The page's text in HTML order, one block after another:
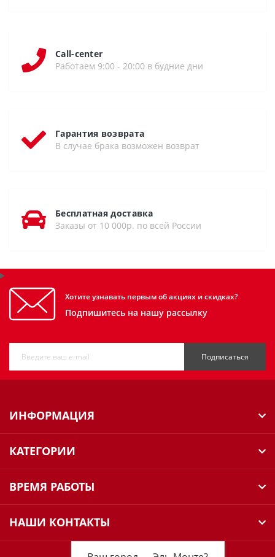
Call-center
Работаем 9:00 - 20:00 в будние дни
Гарантия возврата
В случае брака возможен возврат
Бесплатная доставка
Заказы от 10 000р. по всей России
Хотите узнавать первым об акциях и скидках?
Подпишитесь на нашу рассылку
Подписаться
ИНФОРМАЦИЯ
КАТЕГОРИИ
ВРЕМЯ РАБОТЫ
НАШИ КОНТАКТЫ